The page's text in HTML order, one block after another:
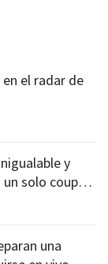
en el radar de
y
solo coupé
una